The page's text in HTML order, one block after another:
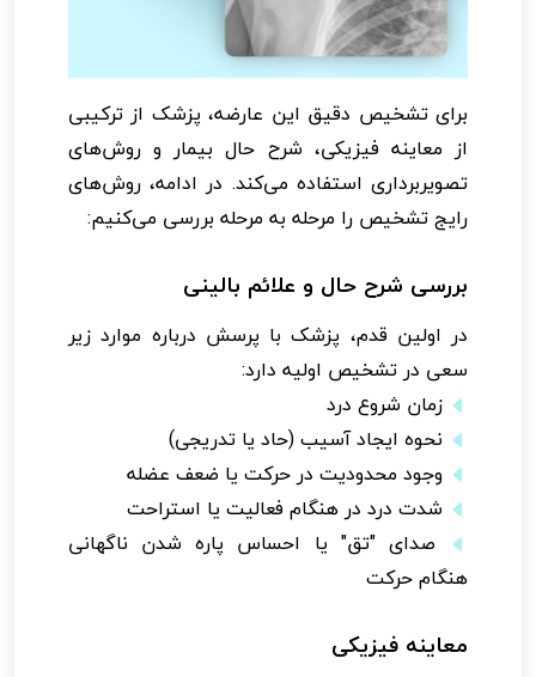
برای تشخیص دقیق این عارضه، پزشک از ترکیبی
از معاینه فیزیکی، شرح حال بیمار و روش‌های
تصویربرداری استفاده می‌کند. در ادامه، روش‌های
رایج تشخیص را مرحله به مرحله بررسی می‌کنیم:
بررسی شرح حال و علائم بالینی
در اولین قدم، پزشک با پرسش درباره موارد زیر
سعی در تشخیص اولیه دارد:
زمان شروع درد
نحوه ایجاد آسیب (حاد یا تدریجی)
وجود محدودیت در حرکت یا ضعف عضله
شدت درد در هنگام فعالیت یا استراحت
صدای "تق" یا احساس پاره شدن ناگهانی
هنگام حرکت
معاینه فیزیکی